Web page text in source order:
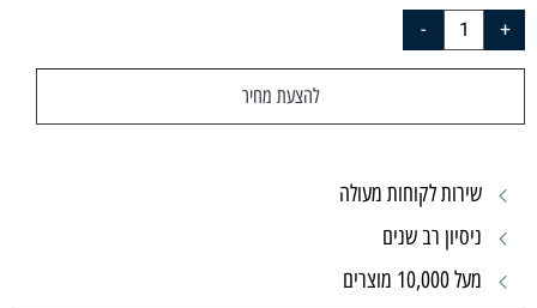
להצעת מחיר
שירות לקוחות מעולה
ניסיון רב שנים
מעל 10,000 מוצרים